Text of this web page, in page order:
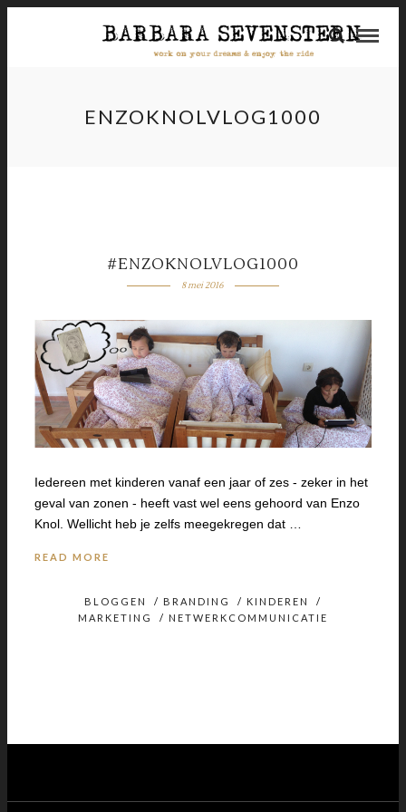
ENZOKNOLVLOG1000
#ENZOKNOLVLOG1000
8 mei 2016
Iedereen met kinderen vanaf een jaar of zes - zeker in het
geval van zonen - heeft vast wel eens gehoord van Enzo
Knol. Wellicht heb je zelfs meegekregen dat …
READ MORE
BLOGGEN / BRANDING / KINDEREN
/
MARKETING
/ NETWERKCOMMUNICATIE